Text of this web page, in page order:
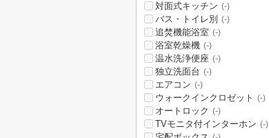
対面式キッチン (-)
バス・トイレ別 (-)
追焚機能浴室 (-)
浴室乾燥機 (-)
温水洗浄便座 (-)
独立洗面台 (-)
エアコン (-)
ウォークインクロゼット (-)
オートロック (-)
TVモニタ付インターホン (-)